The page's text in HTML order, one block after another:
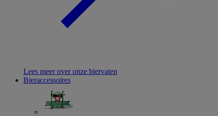
Lees meer over onze biervaten
Bieraccessoires